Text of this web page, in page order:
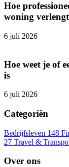
Hoe
woning verlengt
6 juli 2026
Hoe weet je of
is
6 juli 2026
Categoriën
Bedrijfsleven 148
27 Travel &
Over ons